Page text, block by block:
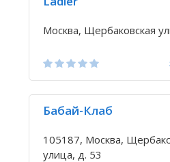
Москва, Щербаковская
Бабай-Клаб
105187, Москва,
улица, д. 53